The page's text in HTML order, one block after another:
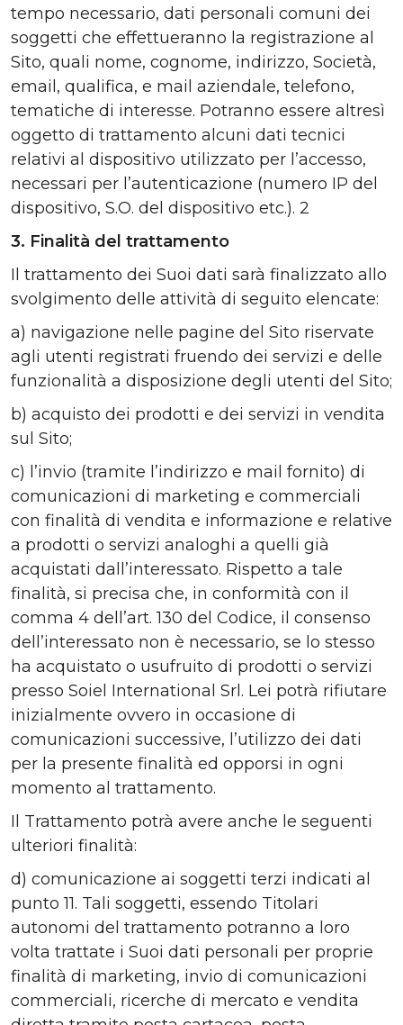
tempo necessario, dati personali comuni dei
soggetti che effettueranno la registrazione al
Sito, quali nome, cognome, indirizzo, Società,
email, qualifica, e mail aziendale, telefono,
tematiche di interesse. Potranno essere altresì
oggetto di trattamento alcuni dati tecnici
relativi al dispositivo utilizzato per l’accesso,
necessari per l’autenticazione (numero IP del
dispositivo, S.O. del dispositivo etc.). 2
3. Finalità del trattamento
Il trattamento dei Suoi dati sarà finalizzato allo
svolgimento delle attività di seguito elencate:
a) navigazione nelle pagine del Sito riservate
agli utenti registrati fruendo dei servizi e delle
funzionalità a disposizione degli utenti del Sito;
b) acquisto dei prodotti e dei servizi in vendita
sul Sito;
c) l’invio (tramite l’indirizzo e mail fornito) di
comunicazioni di marketing e commerciali
con finalità di vendita e informazione e relative
a prodotti o servizi analoghi a quelli già
acquistati dall’interessato. Rispetto a tale
finalità, si precisa che, in conformità con il
comma 4 dell’art. 130 del Codice, il consenso
dell’interessato non è necessario, se lo stesso
ha acquistato o usufruito di prodotti o servizi
presso Soiel International Srl. Lei potrà rifiutare
inizialmente ovvero in occasione di
comunicazioni successive, l’utilizzo dei dati
per la presente finalità ed opporsi in ogni
momento al trattamento.
Il Trattamento potrà avere anche le seguenti
ulteriori finalità:
d) comunicazione ai soggetti terzi indicati al
punto 11. Tali soggetti, essendo Titolari
autonomi del trattamento potranno a loro
volta trattate i Suoi dati personali per proprie
finalità di marketing, invio di comunicazioni
commerciali, ricerche di mercato e vendita